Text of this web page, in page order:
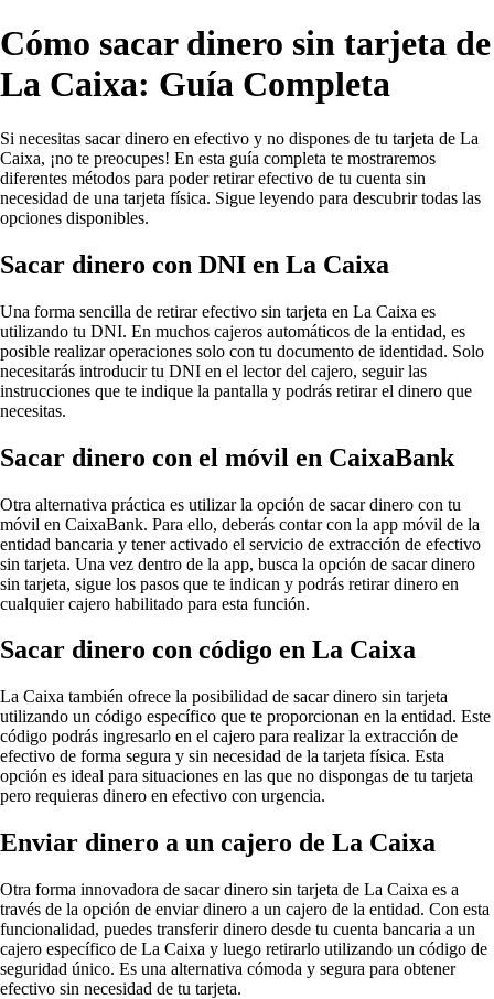
Cómo sacar dinero sin tarjeta de
La Caixa: Guía Completa
Si necesitas sacar dinero en efectivo y no dispones de tu tarjeta de La
Caixa, ¡no te preocupes! En esta guía completa te mostraremos
diferentes métodos para poder retirar efectivo de tu cuenta sin
necesidad de una tarjeta física. Sigue leyendo para descubrir todas las
opciones disponibles.
Sacar dinero con DNI en La Caixa
Una forma sencilla de retirar efectivo sin tarjeta en La Caixa es
utilizando tu DNI. En muchos cajeros automáticos de la entidad, es
posible realizar operaciones solo con tu documento de identidad. Solo
necesitarás introducir tu DNI en el lector del cajero, seguir las
instrucciones que te indique la pantalla y podrás retirar el dinero que
necesitas.
Sacar dinero con el móvil en CaixaBank
Otra alternativa práctica es utilizar la opción de sacar dinero con tu
móvil en CaixaBank. Para ello, deberás contar con la app móvil de la
entidad bancaria y tener activado el servicio de extracción de efectivo
sin tarjeta. Una vez dentro de la app, busca la opción de sacar dinero
sin tarjeta, sigue los pasos que te indican y podrás retirar dinero en
cualquier cajero habilitado para esta función.
Sacar dinero con código en La Caixa
La Caixa también ofrece la posibilidad de sacar dinero sin tarjeta
utilizando un código específico que te proporcionan en la entidad. Este
código podrás ingresarlo en el cajero para realizar la extracción de
efectivo de forma segura y sin necesidad de la tarjeta física. Esta
opción es ideal para situaciones en las que no dispongas de tu tarjeta
pero requieras dinero en efectivo con urgencia.
Enviar dinero a un cajero de La Caixa
Otra forma innovadora de sacar dinero sin tarjeta de La Caixa es a
través de la opción de enviar dinero a un cajero de la entidad. Con esta
funcionalidad, puedes transferir dinero desde tu cuenta bancaria a un
cajero específico de La Caixa y luego retirarlo utilizando un código de
seguridad único. Es una alternativa cómoda y segura para obtener
efectivo sin necesidad de tu tarjeta.